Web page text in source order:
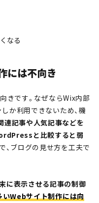
なる
には不向き
きです。なぜならWix内部
か利用できないため、機
連記事や人気記事などを
と比較すると弱
、ブログの見せ方を工夫で
に表示させる記事の制御
Webサイト制作には向